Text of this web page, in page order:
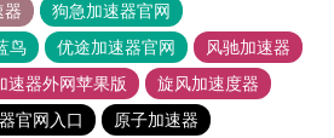
器
狗急加速器官网
鸟 优途加速器官网
风驰加速器
速器外网苹果版
旋风加速度器
官网入口
原子加速器